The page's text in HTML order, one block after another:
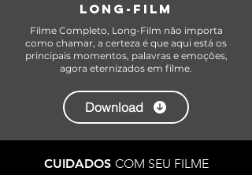
LONG-FILM
Filme Completo, Long-Film não importa
como chamar, a certeza é que aqui está os
principais momentos, palavras e emoções,
agora eternizados em filme.
Download
CUIDADOS COM SEU FILME